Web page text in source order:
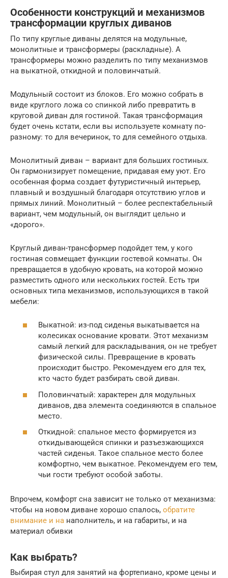
Особенности конструкций и механизмов
трансформации круглых диванов
По типу круглые диваны делятся на модульные,
монолитные и трансформеры (раскладные). А
трансформеры можно разделить по типу механизмов
на выкатной, откидной и половинчатый.
Модульный состоит из блоков. Его можно собрать в
виде круглого ложа со спинкой либо превратить в
круговой диван для гостиной. Такая трансформация
будет очень кстати, если вы используете комнату по-
разному: то для вечеринок, то для семейного отдыха.
Монолитный диван – вариант для больших гостиных.
Он гармонизирует помещение, придавая ему уют. Его
особенная форма создает футуристичный интерьер,
плавный и воздушный благодаря отсутствию углов и
прямых линий. Монолитный – более респектабельный
вариант, чем модульный, он выглядит цельно и
«дорого».
Круглый диван-трансформер подойдет тем, у кого
гостиная совмещает функции гостевой комнаты. Он
превращается в удобную кровать, на которой можно
разместить одного или нескольких гостей. Есть три
основных типа механизмов, использующихся в такой
мебели:
Выкатной: из-под сиденья выкатывается на
колесиках основание кровати. Этот механизм
самый легкий для раскладывания, он не требует
физической силы. Превращение в кровать
происходит быстро. Рекомендуем его для тех,
кто часто будет разбирать свой диван.
Половинчатый: характерен для модульных
диванов, два элемента соединяются в спальное
место.
Откидной: спальное место формируется из
откидывающейся спинки и разъезжающихся
частей сиденья. Такое спальное место более
комфортно, чем выкатное. Рекомендуем его тем,
чьи гости требуют особой заботы.
Впрочем, комфорт сна зависит не только от механизма:
чтобы на новом диване хорошо спалось, обратите
внимание и на наполнитель, и на габариты, и на
материал обивки
Как выбрать?
Выбирая стул для занятий на фортепиано, кроме цены и